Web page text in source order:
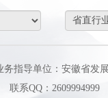
务指导单位：安徽省发
联系QQ：2609994999